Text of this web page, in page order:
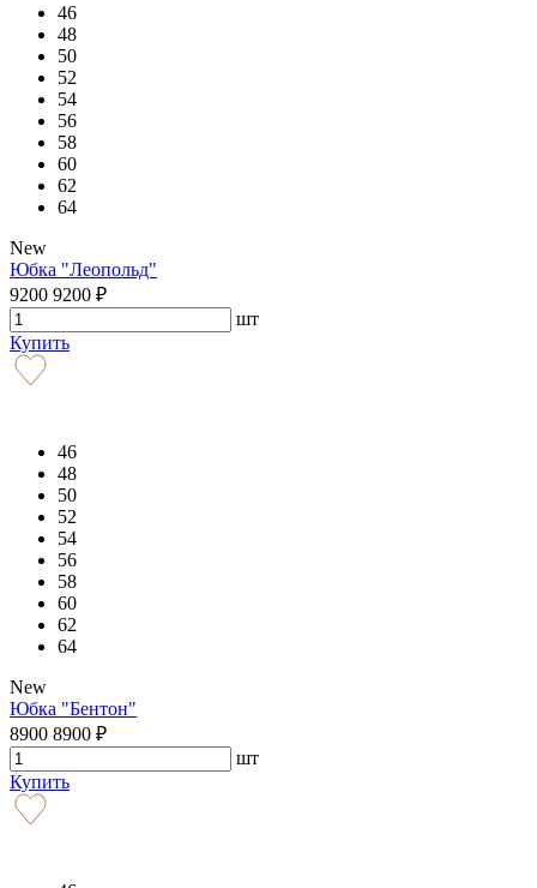
46
48
50
52
54
56
58
60
62
64
New
Юбка "Леопольд"
9200 9200 ₽
шт
Купить
46
48
50
52
54
56
58
60
62
64
New
Юбка "Бентон"
8900 8900 ₽
шт
Купить